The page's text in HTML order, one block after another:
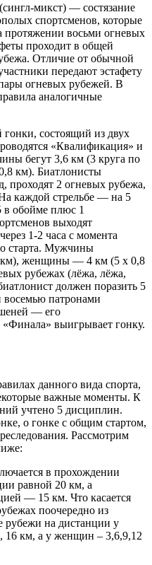
микст) — состязание
спортсменов, которые
протяжении восьми огневых
проходит в общей
Отличие от обычной
передают эстафету
огневых рубежей. В
аналогичные
состоящий из двух
«Квалификация» и
бегут 3,6 км (3 круга по
км). Биатлонисты
проходят 2 огневых рубежа,
каждой стрельбе — на 5
в обойме плюс 1
выходят
1-2 часа с момента
старта. Мужчины
км), женщины — 4 км (5 х 0,8
рубежах (лёжа, лёжа,
должен поразить 5
патронами
— его
выигрывает гонку.
данного вида спорта,
важные моменты. К
учтено 5 дисциплин.
о гонке с общим стартом,
Рассмотрим
в прохождении
равной 20 км, а
— 15 км. Что касается
поочередно из
рубежи на дистанции у
16 км, а у женщин – 3,6,9,12